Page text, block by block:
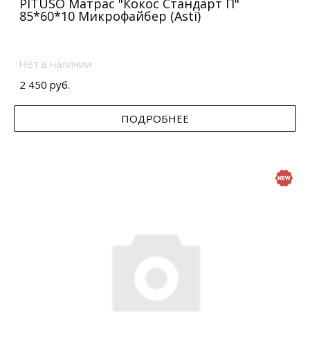
PITUSO Матрас "Кокос Стандарт П"
85*60*10 Микрофайбер (Asti)
Нет в наличии
2 450 руб.
ПОДРОБНЕЕ